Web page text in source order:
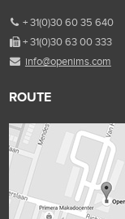
+ 31(0)30 60 35 640
+ 31(0)30 63 00 333
info@openims.com
ROUTE